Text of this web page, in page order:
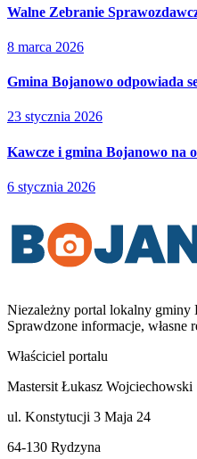
Walne Zebranie
8 marca 2026
Gmina Bojanowo odpowiada
23 stycznia 2026
Kawcze i gmina Bojanowo na
6 stycznia 2026
Niezależny portal lokalny gminy
Sprawdzone informacje, własne
Właściciel portalu
Mastersit Łukasz Wojciechowski
ul. Konstytucji 3 Maja 24
64-130 Rydzyna